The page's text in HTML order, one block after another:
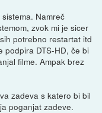
Namreč
zvok mi je sicer
potrebno restartat itd
podpira DTS-HD, če bi
filme. Ampak brez
zadeva s katero bi bil
poganjat zadeve.